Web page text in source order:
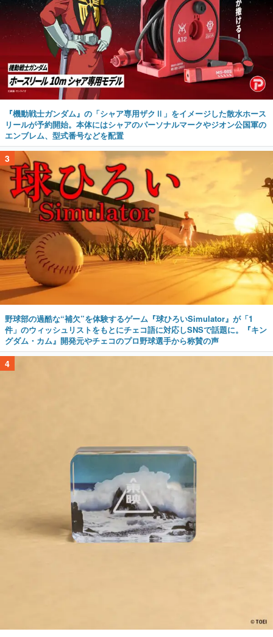
『機動戦士ガンダム』の「シャア専用ザクⅡ」をイメージした散水ホース
リールが予約開始。本体にはシャアのパーソナルマークやジオン公国軍の
エンブレム、型式番号などを配置
3
野球部の過酷な“補欠”を体験するゲーム『球ひろいSimulator』が「1
件」のウィッシュリストをもとにチェコ語に対応しSNSで話題に。『キン
グダム・カム』開発元やチェコのプロ野球選手から称賛の声
4